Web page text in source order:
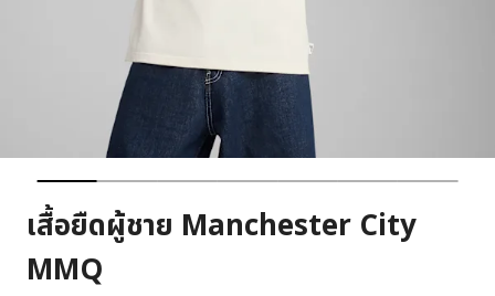
เสื้อยืดผู้ชาย Manchester City
MMQ